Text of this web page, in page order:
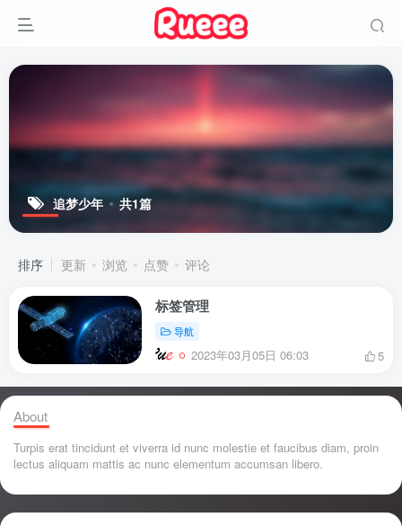
追梦少年 共1篇
排序 更新 浏览 点赞 评论
标签管理
导航
2023年03月05日 06:03 5
About
Turpis erat tincidunt et viverra id nunc molestie et faucibus diam, proin
lectus aliquam mattis ac nunc elementum accumsan libero.